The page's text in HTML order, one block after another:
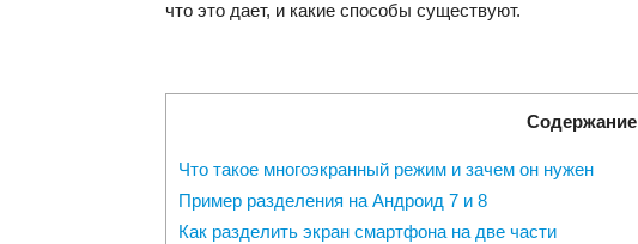
что это дает, и какие способы существуют.
Содержание
Что такое многоэкранный режим и зачем он нужен
Пример разделения на Андроид 7 и 8
Как разделить экран смартфона на две части